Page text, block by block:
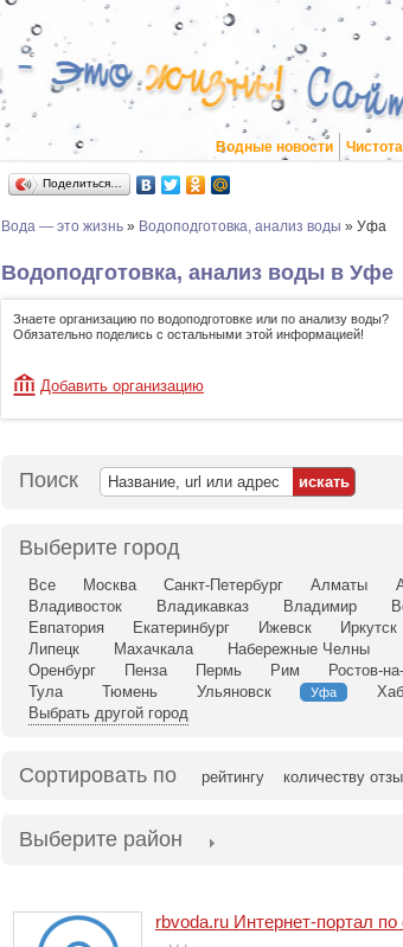
Водные новости
Поделиться…
Вода — это жизнь » Водоподготовка, анализ воды » Уфа
Водоподготовка, анализ воды в Уфе
Знаете организацию по водоподготовке или по анализу воды?
Обязательно поделись с остальными этой информацией!
Добавить организацию
Поиск
Выберите город
Все Москва Санкт-Петербург Алматы
Владивосток
Владикавказ Владимир
Евпатория
Екатеринбург Ижевск Иркутск
Липецк
Махачкала Набережные Челны
Оренбург
Пенза Пермь Рим Ростов-
Тула
Тюмень Ульяновск Уфа
Выбрать другой город
Сортировать по рейтингу количеству
Выберите район
rbvoda.ru Интернет-портал